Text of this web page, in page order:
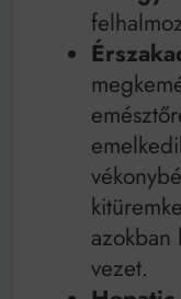
azokban
vezet.